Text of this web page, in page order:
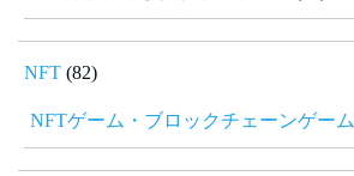
NFT (82)
NFTゲーム・ブロックチェーンゲーム